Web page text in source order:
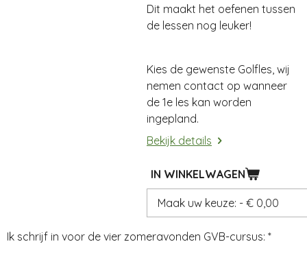
Dit maakt het oefenen tussen
de lessen nog leuker!
Kies de gewenste Golfles, wij
nemen contact op wanneer
de 1e les kan worden
ingepland.
Bekijk details
IN WINKELWAGEN
Ik schrijf in voor de vier zomeravonden GVB-cursus: *